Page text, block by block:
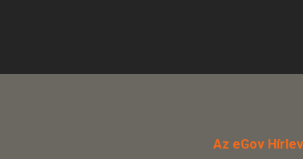
Az eGov